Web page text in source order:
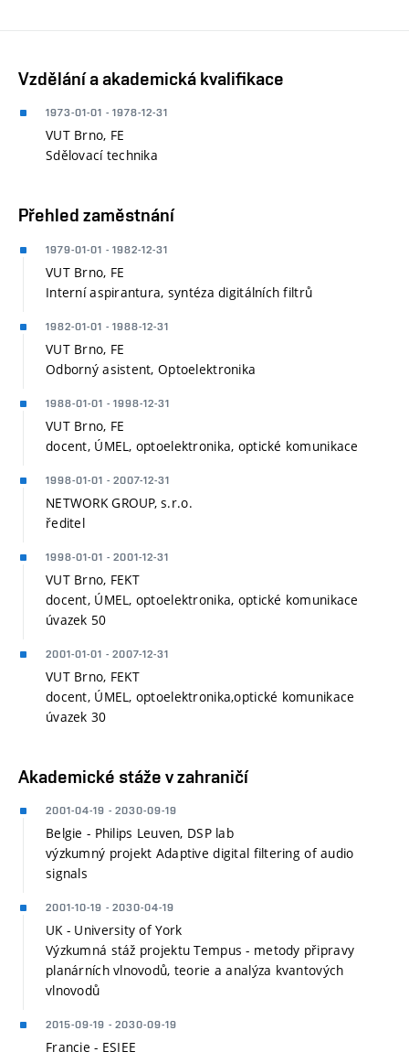
Vzdělání a akademická kvalifikace
1973-01-01 - 1978-12-31
VUT Brno, FE
Sdělovací technika
Přehled zaměstnání
1979-01-01 - 1982-12-31
VUT Brno, FE
Interní aspirantura, syntéza digitálních filtrů
1982-01-01 - 1988-12-31
VUT Brno, FE
Odborný asistent, Optoelektronika
1988-01-01 - 1998-12-31
VUT Brno, FE
docent, ÚMEL, optoelektronika, optické komunikace
1998-01-01 - 2007-12-31
NETWORK GROUP, s.r.o.
ředitel
1998-01-01 - 2001-12-31
VUT Brno, FEKT
docent, ÚMEL, optoelektronika, optické komunikace
úvazek 50
2001-01-01 - 2007-12-31
VUT Brno, FEKT
docent, ÚMEL, optoelektronika,optické komunikace
úvazek 30
Akademické stáže v zahraničí
2001-04-19 - 2030-09-19
Belgie - Philips Leuven, DSP lab
výzkumný projekt Adaptive digital filtering of audio
signals
2001-10-19 - 2030-04-19
UK - University of York
Výzkumná stáž projektu Tempus - metody připravy
planárních vlnovodů, teorie a analýza kvantových
vlnovodů
2015-09-19 - 2030-09-19
Francie - ESIEE